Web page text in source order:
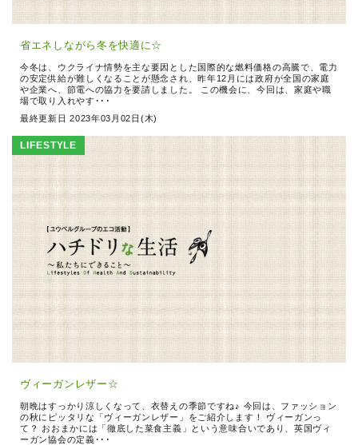
省エネしながら冬を快適に☆
今冬は、ウクライナ情勢を主な要因とした国際的な燃料価格の高騰で、電力
の安定供給が難しくなることが懸念され、昨年12月には政府が全国の家庭
や企業へ、節電への協力を要請しました。 この機会に、今回は、家庭や職
場で取り入れやす･･･
最終更新日 2023年03月02日(木)
ヴィーガンレザー☆
朝晩はすっかり涼しくなって、衣替えの季節ですね♪ 今回は、ファッション
の秋にピッタリな「ヴィーガンレザー」をご紹介します！ ヴィーガンっ
て？ おおまかには「徹底した菜食主義」という意味合いであり、英国ヴィ
ーガン協会の定義･･･
LIFESTYLE